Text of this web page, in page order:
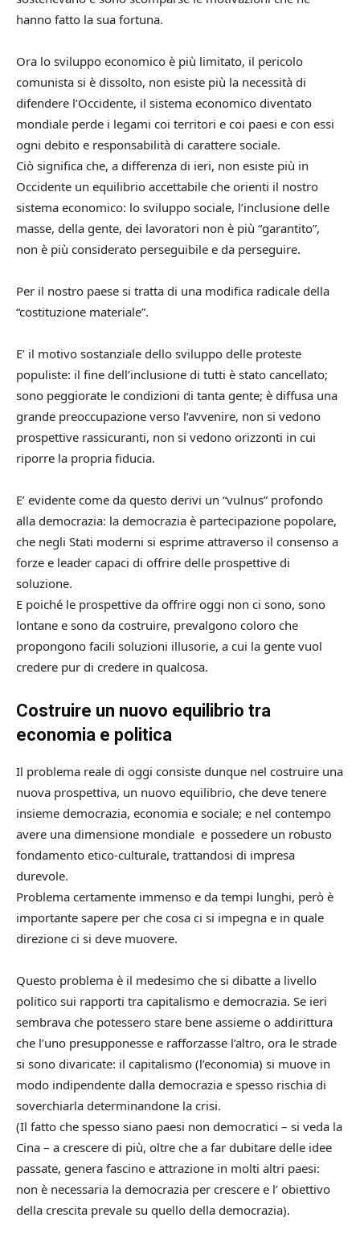
hanno fatto la sua fortuna.
Ora lo sviluppo economico è più limitato, il pericolo
comunista si è dissolto, non esiste più la necessità di
difendere l’Occidente, il sistema economico diventato
mondiale perde i legami coi territori e coi paesi e con essi
ogni debito e responsabilità di carattere sociale.
Ciò significa che, a differenza di ieri, non esiste più in
Occidente un equilibrio accettabile che orienti il nostro
sistema economico: lo sviluppo sociale, l’inclusione delle
masse, della gente, dei lavoratori non è più “garantito”,
non è più considerato perseguibile e da perseguire.
Per il nostro paese si tratta di una modifica radicale della
“costituzione materiale”.
E’ il motivo sostanziale dello sviluppo delle proteste
populiste: il fine dell’inclusione di tutti è stato cancellato;
sono peggiorate le condizioni di tanta gente; è diffusa una
grande preoccupazione verso l’avvenire, non si vedono
prospettive rassicuranti, non si vedono orizzonti in cui
riporre la propria fiducia.
E’ evidente come da questo derivi un “vulnus” profondo
alla democrazia: la democrazia è partecipazione popolare,
che negli Stati moderni si esprime attraverso il consenso a
forze e leader capaci di offrire delle prospettive di
soluzione.
E poiché le prospettive da offrire oggi non ci sono, sono
lontane e sono da costruire, prevalgono coloro che
propongono facili soluzioni illusorie, a cui la gente vuol
credere pur di credere in qualcosa.
Costruire un nuovo equilibrio tra
economia e politica
Il problema reale di oggi consiste dunque nel costruire una
nuova prospettiva, un nuovo equilibrio, che deve tenere
insieme democrazia, economia e sociale; e nel contempo
avere una dimensione mondiale e possedere un robusto
fondamento etico-culturale, trattandosi di impresa
durevole.
Problema certamente immenso e da tempi lunghi, però è
importante sapere per che cosa ci si impegna e in quale
direzione ci si deve muovere.
Questo problema è il medesimo che si dibatte a livello
politico sui rapporti tra capitalismo e democrazia. Se ieri
sembrava che potessero stare bene assieme o addirittura
che l’uno presupponesse e rafforzasse l’altro, ora le strade
si sono divaricate: il capitalismo (l’economia) si muove in
modo indipendente dalla democrazia e spesso rischia di
soverchiarla determinandone la crisi.
(Il fatto che spesso siano paesi non democratici – si veda la
Cina – a crescere di più, oltre che a far dubitare delle idee
passate, genera fascino e attrazione in molti altri paesi:
non è necessaria la democrazia per crescere e l’ obiettivo
della crescita prevale su quello della democrazia).